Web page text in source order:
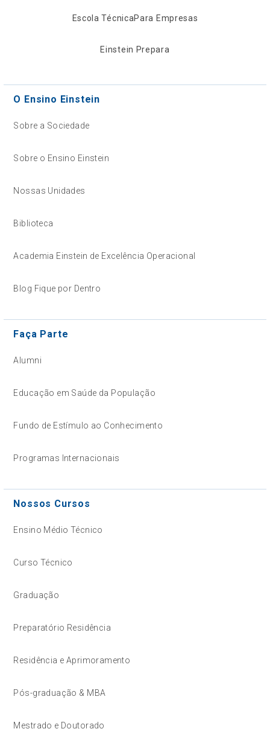
Escola TécnicaPara Empresas
Einstein Prepara
O Ensino Einstein
Sobre a Sociedade
Sobre o Ensino Einstein
Nossas Unidades
Biblioteca
Academia Einstein de Excelência Operacional
Blog Fique por Dentro
Faça Parte
Alumni
Educação em Saúde da População
Fundo de Estímulo ao Conhecimento
Programas Internacionais
Nossos Cursos
Ensino Médio Técnico
Curso Técnico
Graduação
Preparatório Residência
Residência e Aprimoramento
Pós-graduação & MBA
Mestrado e Doutorado